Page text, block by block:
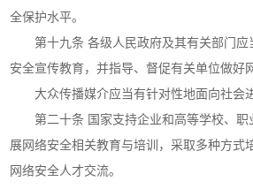
全保护水平。
第十九条 各级人民政府及其有关部门应
安全宣传教育，并指导、督促有关单位做好
大众传播媒介应当有针对性地面向社会进
第二十条 国家支持企业和高等学校、职
展网络安全相关教育与培训，采取多种方式
网络安全人才交流。